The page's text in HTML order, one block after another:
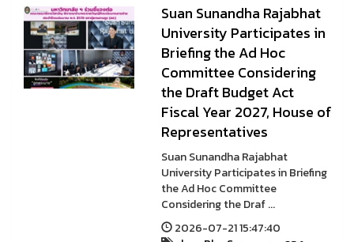
Suan Sunandha Rajabhat
University Participates in
Briefing the Ad Hoc
Committee Considering
the Draft Budget Act
Fiscal Year 2027, House of
Representatives
Suan Sunandha Rajabhat
University Participates in Briefing
the Ad Hoc Committee
Considering the Draf ...
2026-07-21 15:47:40